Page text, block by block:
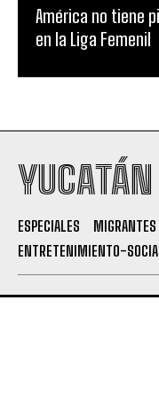
América no tiene
en la Liga Femenil
ESPECIALES MIGRANTES
ENTRETENIMIENTO-